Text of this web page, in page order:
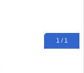
1 / 1